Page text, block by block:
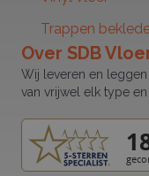
Trappen
Over SDB
Wij leveren en leggen
van vrijwel elk type en